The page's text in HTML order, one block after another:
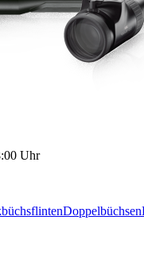
Uhr
Doppelbüchsen